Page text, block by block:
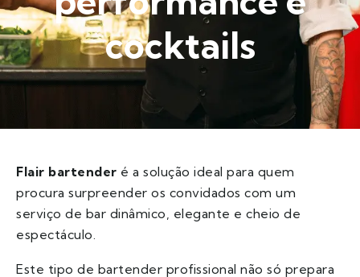
cocktails
Flair bartender é a solução ideal para quem
procura surpreender os convidados com um
serviço de bar dinâmico, elegante e cheio de
espectáculo.
Este tipo de bartender profissional não só prepara